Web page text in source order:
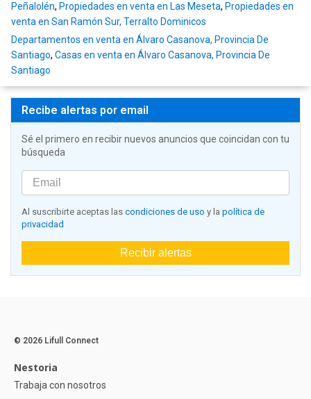
Peñalolén, Propiedades en venta en Las Meseta, Propiedades en
venta en San Ramón Sur, Terralto Dominicos
Departamentos en venta en Álvaro Casanova, Provincia De
Santiago, Casas en venta en Álvaro Casanova, Provincia De
Santiago
Recibe alertas por email
Sé el primero en recibir nuevos anuncios que coincidan con tu
búsqueda
Al suscribirte aceptas las condiciones de uso y la política de
privacidad
Recibir alertas
© 2026 Lifull Connect
Nestoria
Trabaja con nosotros